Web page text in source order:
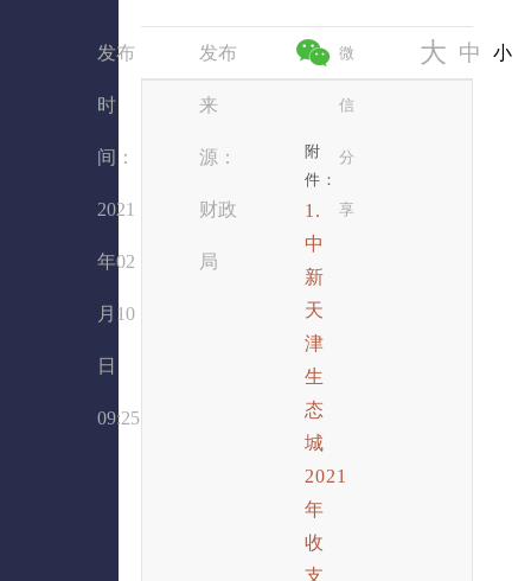
发布
时
间：
2021
年02
月10
日
09:25
发布
来
源：
财政
局
微
信
分
享
大 中 小
附
件：
1.
中
新
天
津
生
态
城
2021
年
收
支